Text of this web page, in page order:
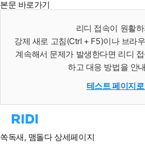
본문 바로가기
리디 접속이 원활
강제 새로 고침(Ctrl + F5)이나 브라
계속해서 문제가 발생한다면 리디
하고 대응 방법을 안
테스트 페이지
리
홈
쏙독새, 맴돌다 상세페이지